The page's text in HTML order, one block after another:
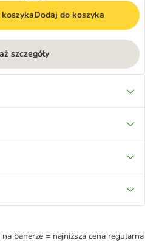
Dodaj do koszyka
szczegóły
banerze = najniższa cena regularna